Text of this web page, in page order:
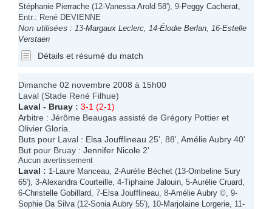
Stéphanie Pierrache (12-Vanessa Arold 58'), 9-Peggy Cacherat
Entr.: René DEVIENNE
Non utilisées : 13-Margaux Leclerc , 14-Élodie Berlan , 16-Estelle
Verstaen
Détails et résumé du match
Dimanche 02 novembre 2008 à 15h00
Laval (Stade René Filhue)
Laval - Bruay : 3-1 (2-1)
Arbitre : Jérôme Beaugas assisté de Grégory Pottier et
Olivier Gloria.
Buts pour Laval : Elsa Joufflineau 25', 88', Amélie Aubry 40'
But pour Bruay : Jennifer Nicole 2'
Aucun avertissement
Laval : 1- Laure Manceau , 2-Aurélie Béchet (13-Ombeline Sury
65'), 3-Alexandra Courteille , 4-Tiphaine Jalouin , 5-Aurélie Cruard
6-Christelle Gobillard , 7-Elsa Joufflineau , 8-Amélie Aubry ©, 9-
Sophie Da Silva (12-Sonia Aubry 55'), 10-Marjolaine Lorgerie , 11-